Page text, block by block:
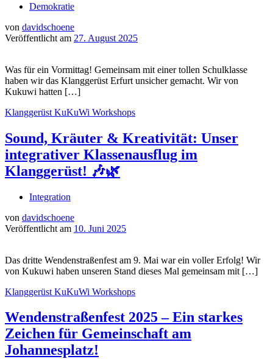
Demokratie
von davidschoene
Veröffentlicht am 27. August 2025
Was für ein Vormittag! Gemeinsam mit einer tollen Schulklasse
haben wir das Klanggerüst Erfurt unsicher gemacht. Wir von
Kukuwi hatten […]
Klanggerüst KuKuWi Workshops
Sound, Kräuter & Kreativität: Unser
integrativer Klassenausflug im
Klanggerüst! 🎶🌿
Integration
von davidschoene
Veröffentlicht am 10. Juni 2025
Das dritte Wendenstraßenfest am 9. Mai war ein voller Erfolg! Wir
von Kukuwi haben unseren Stand dieses Mal gemeinsam mit […]
Klanggerüst KuKuWi Workshops
Wendenstraßenfest 2025 – Ein starkes
Zeichen für Gemeinschaft am
Johannesplatz!